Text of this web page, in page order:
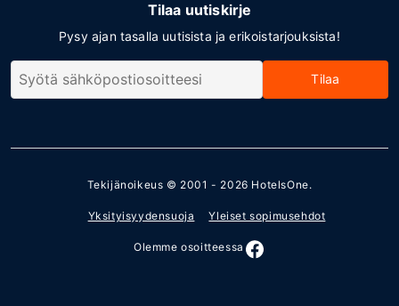
Tilaa uutiskirje
Pysy ajan tasalla uutisista ja erikoistarjouksista!
Tilaa
Tekijänoikeus © 2001 - 2026 HotelsOne.
Yksityisyydensuoja Yleiset sopimusehdot
Olemme osoitteessa